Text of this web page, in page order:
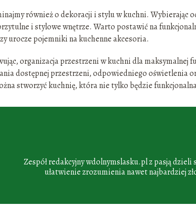
również o dekoracji i stylu w kuchni. Wybierając
i stylowe wnętrze. Warto postawić na
urocze pojemniki na kuchenne akcesoria.
organizacja przestrzeni w kuchni dla maksymalnej
dostępnej przestrzeni, odpowiedniego oświetlenia
stworzyć kuchnię, która nie tylko będzie
Zespół redakcyjny wdolnymslasku.pl z pasją
ułatwienie zrozumienia nawet najbardziej